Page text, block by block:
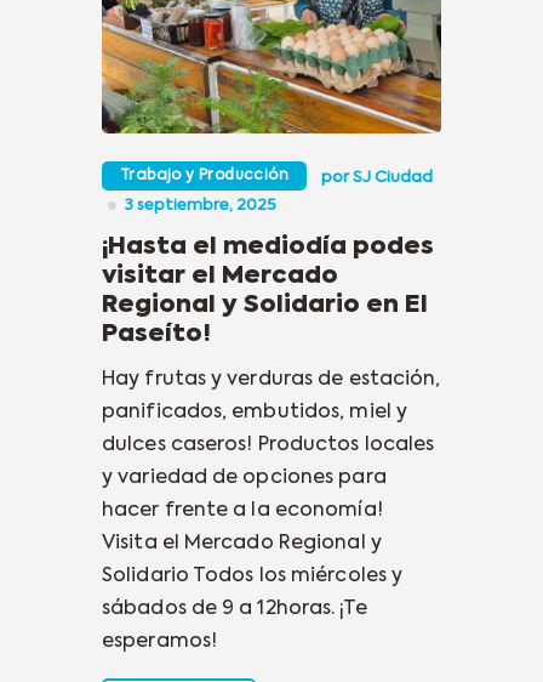
Trabajo y Producción porSJ Ciudad
3 septiembre, 2025
¡Hasta el mediodía podes
visitar el Mercado
Regional y Solidario en El
Paseíto!
Hay frutas y verduras de estación,
panificados, embutidos, miel y
dulces caseros! Productos locales
y variedad de opciones para
hacer frente a la economía!
Visita el Mercado Regional y
Solidario Todos los miércoles y
sábados de 9 a 12horas. ¡Te
esperamos!